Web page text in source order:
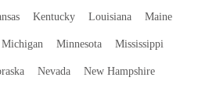
Kentucky Louisiana Maine
Michigan Minnesota Mississippi
Nevada New Hampshire